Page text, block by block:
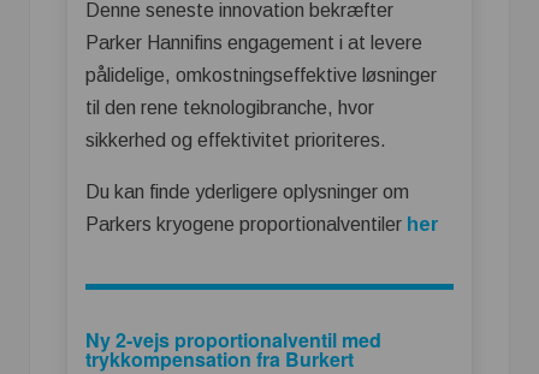
Denne seneste innovation bekræfter
Parker Hannifins engagement i at levere
pålidelige, omkostningseffektive løsninger
til den rene teknologibranche, hvor
sikkerhed og effektivitet prioriteres.
Du kan finde yderligere oplysninger om
Parkers kryogene proportionalventiler her
Ny 2-vejs proportionalventil med
trykkompensation fra Burkert